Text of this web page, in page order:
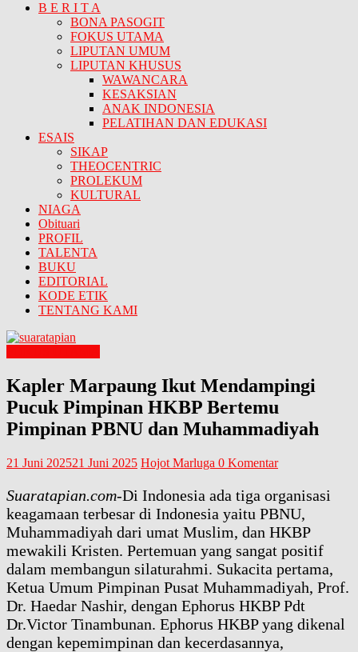
B E R I T A
BONA PASOGIT
FOKUS UTAMA
LIPUTAN UMUM
LIPUTAN KHUSUS
WAWANCARA
KESAKSIAN
ANAK INDONESIA
PELATIHAN DAN EDUKASI
ESAIS
SIKAP
THEOCENTRIC
PROLEKUM
KULTURAL
NIAGA
Obituari
PROFIL
TALENTA
BUKU
EDITORIAL
KODE ETIK
TENTANG KAMI
Kapler Marpaung Ikut Mendampingi
Pucuk Pimpinan HKBP Bertemu
Pimpinan PBNU dan Muhammadiyah
21 Juni 202521 Juni 2025 Hojot Marluga 0 Komentar
Suaratapian.com-Di Indonesia ada tiga organisasi
keagamaan terbesar di Indonesia yaitu PBNU,
Muhammadiyah dari umat Muslim, dan HKBP
mewakili Kristen. Pertemuan yang sangat positif
dalam membangun silaturahmi. Sukacita pertama,
Ketua Umum Pimpinan Pusat Muhammadiyah, Prof.
Dr. Haedar Nashir, dengan Ephorus HKBP Pdt
Dr.Victor Tinambunan. Ephorus HKBP yang dikenal
dengan kepemimpinan dan kecerdasannya,